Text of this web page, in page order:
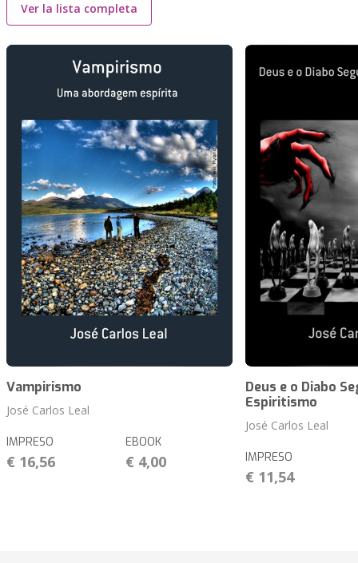
Ver la lista completa
Vampirismo
José Carlos Leal
IMPRESO
€ 16,56
EBOOK
€ 4,00
Deus e o Diabo
Espiritismo
José Carlos Leal
IMPRESO
€ 11,54